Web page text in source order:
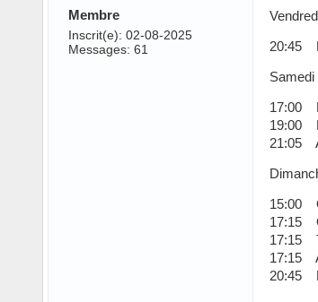
Membre
Inscrit(e): 02-08-2025
Messages: 61
20:45
Samedi
17:00
19:00
21:05
15:00
17:15
17:15
17:15
20:45